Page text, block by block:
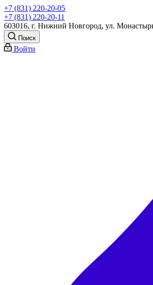
+7 (831) 220-20-05
+7 (831) 220-20-11
603016, г. Нижний Новгород, ул.
Поиск
Войти